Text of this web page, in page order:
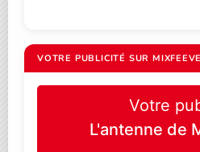
VOTRE PUBLICITÉ SUR
Votre
L'antenne de